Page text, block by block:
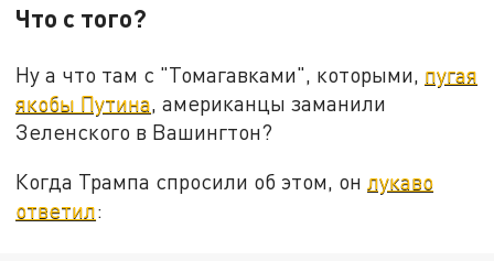
Что с того?
Ну а что там с "Томагавками", которыми, пугая
якобы Путина, американцы заманили
Зеленского в Вашингтон?
Когда Трампа спросили об этом, онлукаво
ответил: